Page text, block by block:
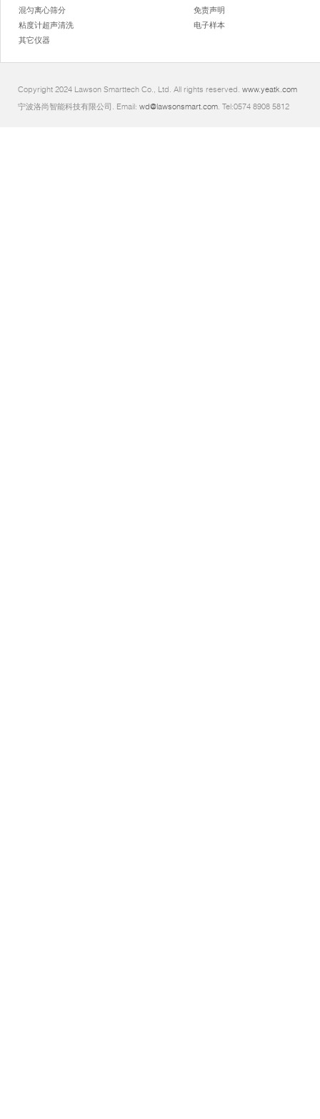
混匀离心筛分
粘度计超声清洗
其它仪器
免责声明
电子样本
Copyright 2024 Lawson Smarttech Co., Ltd. All rights reserved. www.yeatk.com
宁波洛尚智能科技有限公司. Email: wd@lawsonsmart.com. Tel:0574 8908 5812